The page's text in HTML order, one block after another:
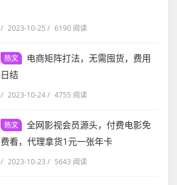
/ 2023-10-25 / 6190 阅读
热文
电商矩阵打法，无需囤货，费用
日结
/ 2023-10-24/ 4755 阅读
热文
全网影视会员源头，付费电影免
费看，代理拿货1元一张年卡
/ 2023-10-23 / 5643 阅读